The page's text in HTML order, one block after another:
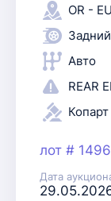
OR -
Задний
Авто
REAR
Копарт
лот #
Дата